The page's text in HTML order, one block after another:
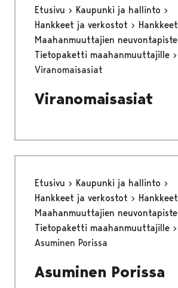
Etusivu
Kaupunki ja hallinto
Hankkeet ja verkostot
Hankkeet
Maahanmuuttajien neuvontapiste
Tietopaketti maahanmuuttajille
Viranomaisasiat
Viranomaisasiat
Etusivu
Kaupunki ja hallinto
Hankkeet ja verkostot
Hankkeet
Maahanmuuttajien neuvontapiste
Tietopaketti maahanmuuttajille
Asuminen Porissa
Asuminen Porissa